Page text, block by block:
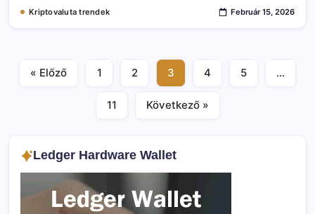
Kriptovaluta trendek Február 15, 2026
« Előző 1 2 3 4 5 …
11 Következő »
Ledger Hardware Wallet